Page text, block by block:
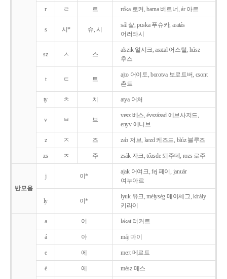
r ㄹ 르 róka 로커, barna 버르너, ár 아르
s 시* 슈, 시
sál 샬, puska 푸슈카, aratás
어러타시
sz ㅅ 스
alszik 얼시크, asztal 어스털, húsz
후스
t ㅌ 트
ajto 어이토, borotva 보로트버, csont
촌트
ty ㅊ 치 atya 어처
v ㅂ 브
vesz 베스, évszázad 에브사저드,
enyv 에니브
z ㅈ 즈 zab 저브, kezd 케즈드, blúz 블루즈
zs ㅈ 주 zsák 자크, tőzsde 퇴주데, rozs 로주
반모음
j 이*
ajak 어여크, fej 페이, január
여누아르
ly 이*
lyuk 유크, mélység 메이셰그, király
키라이
a 어 lakat 러커트
á 아 máj 마이
e 에 mert 메르트
é 에 mész 메스